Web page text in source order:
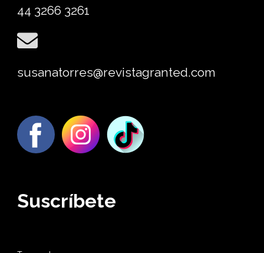
44 3266 3261
susanatorres@revistagranted.com
Suscríbete